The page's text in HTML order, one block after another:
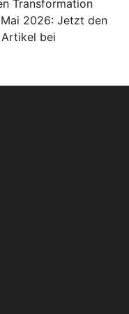
Transformation
2026: Jetzt den
bei